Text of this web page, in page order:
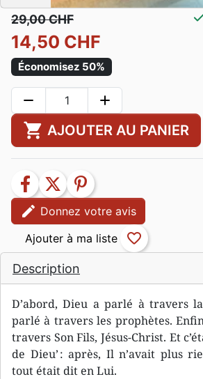
Description
D’abord, Dieu a parlé à travers
parlé à travers les prophètes.
travers Son Fils, Jésus-Christ. Et
de Dieu’ : après, Il n’avait plus
tout était dit en Lui.
29,00 CHF
14,50 CHF
Économisez 50%
remove add
shopping_cart AJOUTER AU PANIER
facebook twitter
pinterest
edit Donnez votre avis
favorite_border